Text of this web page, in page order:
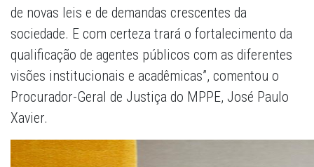
de novas leis e de demandas crescentes da
sociedade. E com certeza trará o fortalecimento da
qualificação de agentes públicos com as diferentes
visões institucionais e acadêmicas”, comentou o
Procurador-Geral de Justiça do MPPE, José Paulo
Xavier.